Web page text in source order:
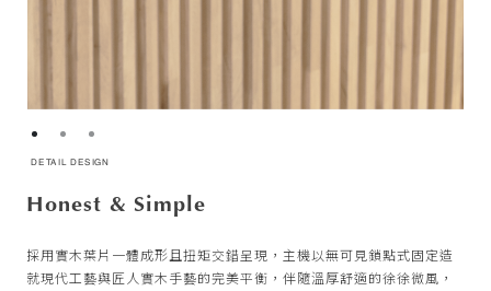
DETAIL DESIGN
Honest & Simple
採用實木葉片一體成形且扭矩交錯呈現，主機以無可見鎖點式固定造
就現代工藝與匠人實木手藝的完美平衡，伴隨溫厚舒適的徐徐微風，
DETAIL DESIGN
Warm Scandinavian Style
溫暖色調的Copper Oxide(氧化銅烤漆) 機身搭配嚴選歐洲栗木葉
片，直觀展現北歐設計必備的自然與簡約兩大元素，給予空間暖色不
DETAIL DESIGN
Playful Twist and Turn
繼 KUBRICK 打造廣為人知的小空間風扇 - Tube系列後，再次推出符
合小宅的Woodie 44吋實木風扇，用小尺寸也能有大風量的精神，同